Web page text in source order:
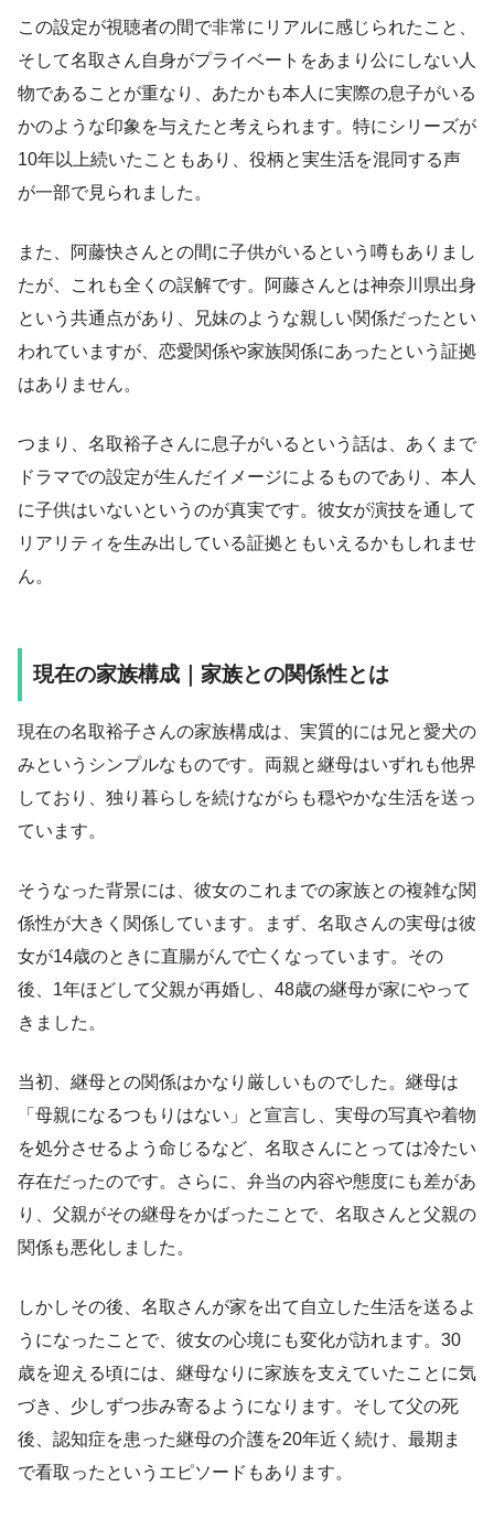
この設定が視聴者の間で非常にリアルに感じられたこと、
そして名取さん自身がプライベートをあまり公にしない人
物であることが重なり、あたかも本人に実際の息子がいる
かのような印象を与えたと考えられます。特にシリーズが
10年以上続いたこともあり、役柄と実生活を混同する声
が一部で見られました。
また、阿藤快さんとの間に子供がいるという噂もありまし
たが、これも全くの誤解です。阿藤さんとは神奈川県出身
という共通点があり、兄妹のような親しい関係だったとい
われていますが、恋愛関係や家族関係にあったという証拠
はありません。
つまり、名取裕子さんに息子がいるという話は、あくまで
ドラマでの設定が生んだイメージによるものであり、本人
に子供はいないというのが真実です。彼女が演技を通して
リアリティを生み出している証拠ともいえるかもしれませ
ん。
現在の家族構成｜家族との関係性とは
現在の名取裕子さんの家族構成は、実質的には兄と愛犬の
みというシンプルなものです。両親と継母はいずれも他界
しており、独り暮らしを続けながらも穏やかな生活を送っ
ています。
そうなった背景には、彼女のこれまでの家族との複雑な関
係性が大きく関係しています。まず、名取さんの実母は彼
女が14歳のときに直腸がんで亡くなっています。その
後、1年ほどして父親が再婚し、48歳の継母が家にやって
きました。
当初、継母との関係はかなり厳しいものでした。継母は
「母親になるつもりはない」と宣言し、実母の写真や着物
を処分させるよう命じるなど、名取さんにとっては冷たい
存在だったのです。さらに、弁当の内容や態度にも差があ
り、父親がその継母をかばったことで、名取さんと父親の
関係も悪化しました。
しかしその後、名取さんが家を出て自立した生活を送るよ
うになったことで、彼女の心境にも変化が訪れます。30
歳を迎える頃には、継母なりに家族を支えていたことに気
づき、少しずつ歩み寄るようになります。そして父の死
後、認知症を患った継母の介護を20年近く続け、最期ま
で看取ったというエピソードもあります。